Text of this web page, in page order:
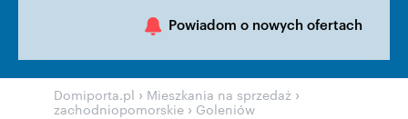
Powiadom o nowych ofertach
Domiporta.pl › Mieszkania na sprzedaż ›
zachodniopomorskie › Goleniów